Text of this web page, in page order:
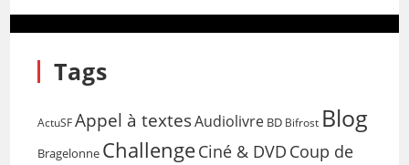
Tags
ActuSF Appel à textesAudiolivre BD Bifrost Blog
Bragelonne ChallengeCiné & DVD Coup de